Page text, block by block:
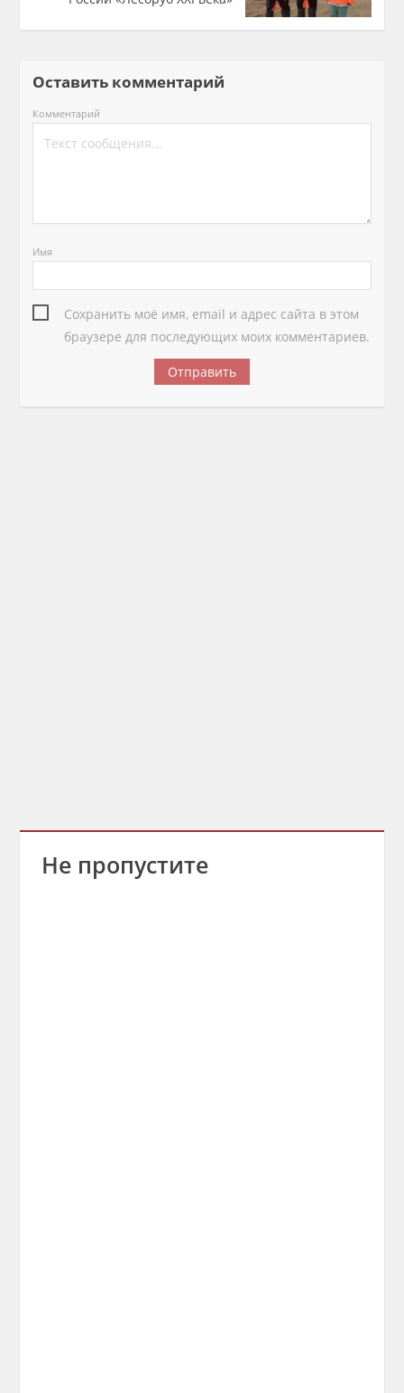
Оставить комментарий
Комментарий
Имя
Сохранить моё имя, email и адрес сайта в этом
браузере для последующих моих комментариев.
Не пропустите